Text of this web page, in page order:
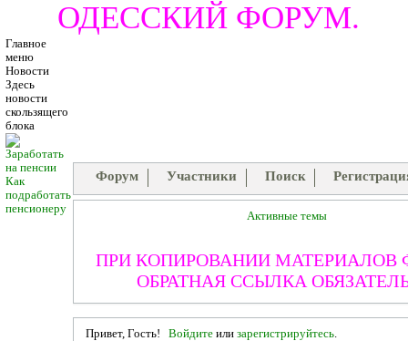
ОДЕССКИЙ ФОРУМ.
Главное
меню
Новости
Здесь
новости
скользящего
блока
Как
подработать
пенсионеру
Форум Участники Поиск
Активные темы
ПРИ КОПИРОВАНИИ МАТЕРИАЛОВ
ОБРАТНАЯ ССЫЛКА
Привет, Гость! Войдитеили зарегистрируйтесь.